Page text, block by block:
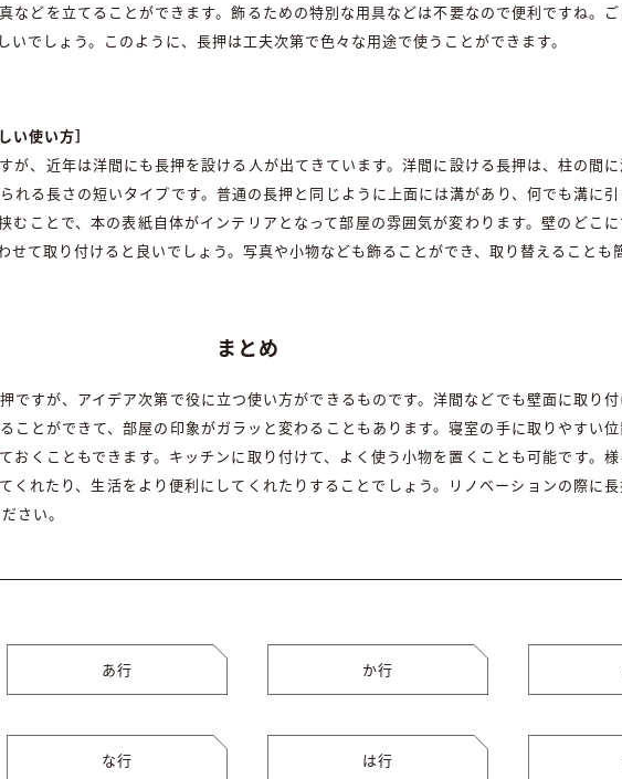
などを立てることができます。飾るための特別な用具などは不要なので便利ですね。
いでしょう。このように、長押は工夫次第で色々な用途で使うことができます。
い使い方］
が、近年は洋間にも長押を設ける人が出てきています。洋間に設ける長押は、柱の間
れる長さの短いタイプです。普通の長押と同じように上面には溝があり、何でも溝に
むことで、本の表紙自体がインテリアとなって部屋の雰囲気が変わります。壁のどこ
せて取り付けると良いでしょう。写真や小物なども飾ることができ、取り替えることも
まとめ
ですが、アイデア次第で役に立つ使い方ができるものです。洋間などでも壁面に取り
ことができて、部屋の印象がガラッと変わることもあります。寝室の手に取りやすい
おくこともできます。キッチンに取り付けて、よく使う小物を置くことも可能です。
くれたり、生活をより便利にしてくれたりすることでしょう。リノベーションの際に
さい。
あ行 か行
な行 は行